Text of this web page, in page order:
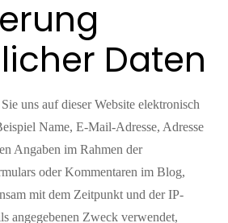
Daten
uns auf dieser Website elektronisch
Name, E-Mail-Adresse, Adresse
Angaben im Rahmen der
oder Kommentaren im Blog,
mit dem Zeitpunkt und der IP-
angegebenen Zweck verwendet,